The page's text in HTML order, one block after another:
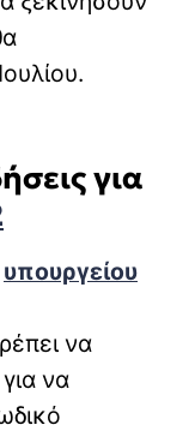
για
υπουργείου
να
να